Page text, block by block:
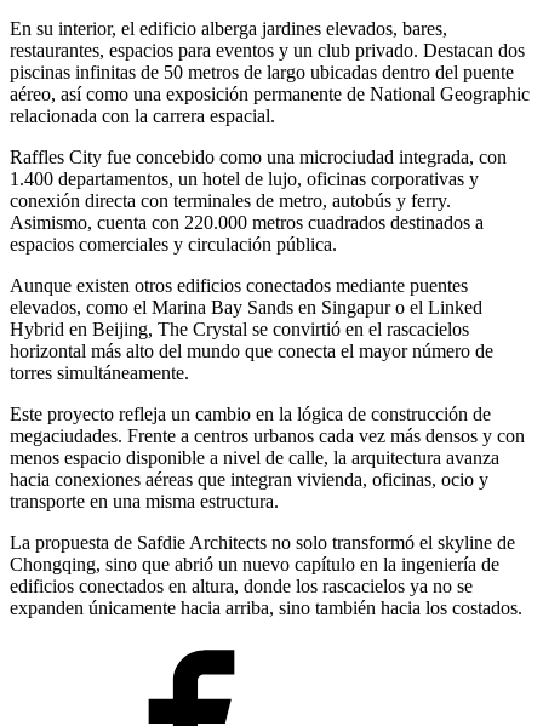
En su interior, el edificio alberga jardines elevados, bares,
restaurantes, espacios para eventos y un club privado. Destacan dos
piscinas infinitas de 50 metros de largo ubicadas dentro del puente
aéreo, así como una exposición permanente de National Geographic
relacionada con la carrera espacial.
Raffles City fue concebido como una microciudad integrada, con
1.400 departamentos, un hotel de lujo, oficinas corporativas y
conexión directa con terminales de metro, autobús y ferry.
Asimismo, cuenta con 220.000 metros cuadrados destinados a
espacios comerciales y circulación pública.
Aunque existen otros edificios conectados mediante puentes
elevados, como el Marina Bay Sands en Singapur o el Linked
Hybrid en Beijing, The Crystal se convirtió en el rascacielos
horizontal más alto del mundo que conecta el mayor número de
torres simultáneamente.
Este proyecto refleja un cambio en la lógica de construcción de
megaciudades. Frente a centros urbanos cada vez más densos y con
menos espacio disponible a nivel de calle, la arquitectura avanza
hacia conexiones aéreas que integran vivienda, oficinas, ocio y
transporte en una misma estructura.
La propuesta de Safdie Architects no solo transformó el skyline de
Chongqing, sino que abrió un nuevo capítulo en la ingeniería de
edificios conectados en altura, donde los rascacielos ya no se
expanden únicamente hacia arriba, sino también hacia los costados.